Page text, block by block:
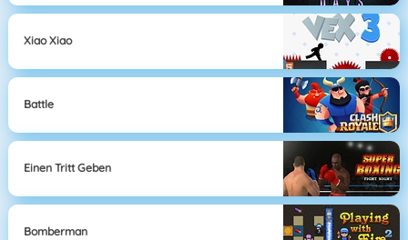
Xiao Xiao
Battle
Einen Tritt Geben
Bomberman